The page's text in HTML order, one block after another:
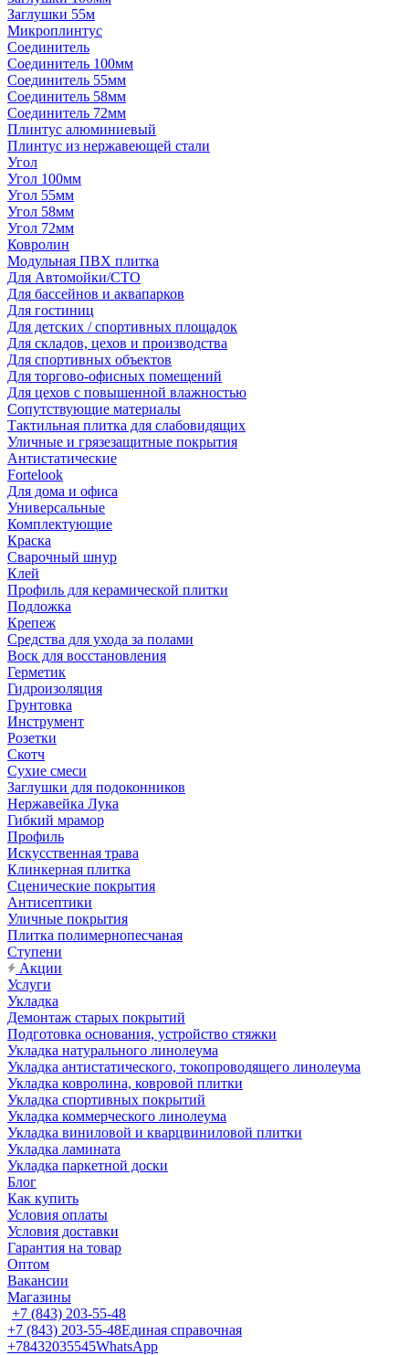
Заглушки 55м
Микроплинтус
Соединитель
Соединитель 100мм
Соединитель 55мм
Соединитель 58мм
Соединитель 72мм
Плинтус алюминиевый
Плинтус из нержавеющей стали
Угол
Угол 100мм
Угол 55мм
Угол 58мм
Угол 72мм
Ковролин
Модульная ПВХ плитка
Для Автомойки/СТО
Для бассейнов и аквапарков
Для гостиниц
Для детских / спортивных площадок
Для складов, цехов и производства
Для спортивных объектов
Для торгово-офисных помещений
Для цехов с повышенной влажностью
Сопутствующие материалы
Тактильная плитка для слабовидящих
Уличные и грязезащитные покрытия
Антистатические
Fortelook
Для дома и офиса
Универсальные
Комплектующие
Краска
Сварочный шнур
Клей
Профиль для керамической плитки
Подложка
Крепеж
Средства для ухода за полами
Воск для восстановления
Герметик
Гидроизоляция
Грунтовка
Инструмент
Розетки
Скотч
Сухие смеси
Заглушки для подоконников
Нержавейка Лука
Гибкий мрамор
Профиль
Искусственная трава
Клинкерная плитка
Сценические покрытия
Антисептики
Уличные покрытия
Плитка полимернопесчаная
Ступени
Акции
Услуги
Укладка
Демонтаж старых покрытий
Подготовка основания, устройство стяжки
Укладка натурального линолеума
Укладка антистатического, токопроводящего линолеума
Укладка ковролина, ковровой плитки
Укладка спортивных покрытий
Укладка коммерческого линолеума
Укладка виниловой и кварцвиниловой плитки
Укладка ламината
Укладка паркетной доски
Блог
Как купить
Условия оплаты
Условия доставки
Гарантия на товар
Оптом
Вакансии
Магазины
+7 (843) 203-55-48
+7 (843) 203-55-48Единая справочная
+78432035545WhatsApp